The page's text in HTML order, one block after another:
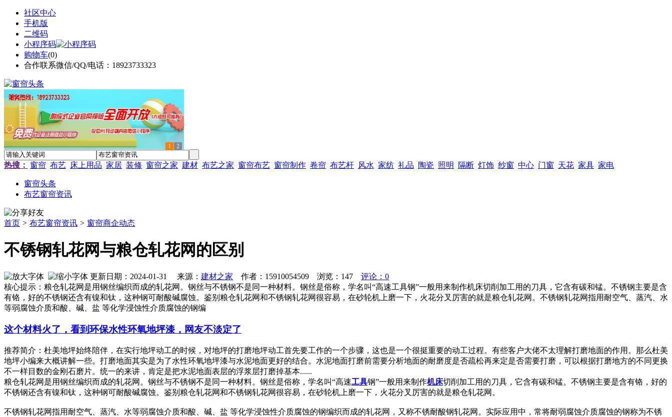
社区中心
手机版
二维码
小程序码
购物车(0)
合作联系微信/QQ/电话：18923733323
1 2
热搜： 窗帘 布艺 床上用品 家居 装修 窗帘之家 建材 布艺之家 窗帘布艺 窗帘制作 卷帘 布艺杆 风水 家纺 礼品 陶瓷 照明 隔断 灯饰 纱窗 中心 门窗 天花 家具 家电
窗帘头条
布艺窗帘资讯
首页 > 布艺窗帘资讯 > 窗帘商企动态
不锈钢轧花网与粮仓轧花网的区别
更新日期：2024-01-31 来源： 建材之家 作者：15910054509 浏览： 147
评论：0
核心提示：粮仓轧花网是用钢丝编织而成的轧花网。钢丝与不锈钢不是同一种材料。钢丝是俗称，学名叫“高速工具钢”一般用来制作机床切削加工用的刀具，它含有碳和锰。不锈钢主要是含
有铬，好的不锈钢还含有镍和钛，这种钢可耐酸碱腐蚀。鉴别粮仓轧花网和不锈钢轧花网很容易，在砂轮机上磨一下，火花分叉厉害的就是粮仓轧花网。不锈钢轧花网指用耐空气、蒸汽、水
等弱腐蚀介质和酸、碱、盐 等化学浸蚀性介质腐蚀的钢编
这个材料火了，看到环保水性环氧地坪漆，网友不淡定了
推荐简介：杜美地坪始终陪伴，在实行地坪动工的时候，对地坪的打磨地坪动工首先要工作的一个步骤，这也是一个很挺重要的动工过程。有些客户大佬不太理解打磨地面的作用。那么杜美
地坪小编来大概讲解一些。打磨地面其实是为了水性环氧地坪漆与水泥地面更好的结合。水泥地面打磨前需要分析地面的耐磨度是否疏松再来定是否需要打磨，可以根据打磨地方的不同更换
不一样目数的金刚石磨片。统一的来讲，肯定是把水泥地面表层的浮浆层打磨掉基本......
粮仓轧花网是用钢丝编织而成的轧花网。钢丝与不锈钢不是同一种材料。钢丝是俗称，学名叫“高速工具钢”一般用来制作机床切削加工用的刀具，它含有碳和锰。不锈钢主要是含有铬，好的
不锈钢还含有镍和钛，这种钢可耐酸碱腐蚀。鉴别粮仓轧花网和不锈钢轧花网很容易，在砂轮机上磨一下，火花分叉厉害的就是粮仓轧花网。
不锈钢轧花网指用耐空气、蒸汽、水等弱腐蚀介质和酸、碱、盐 等化学浸蚀性介质腐蚀的钢编织而成的轧花网，又称不锈耐酸钢轧花网。实际应用中，常将耐弱腐蚀介质腐蚀的钢称为不锈